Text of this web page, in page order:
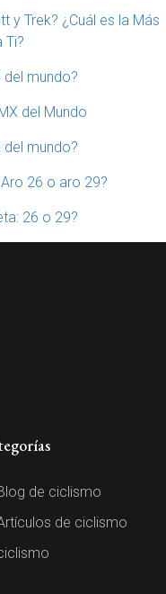
y Trek? ¿Cuál es la Más
Ti?
del mundo?
del Mundo
del mundo?
26 o aro 29?
26 o 29?
de ciclismo
de ciclismo